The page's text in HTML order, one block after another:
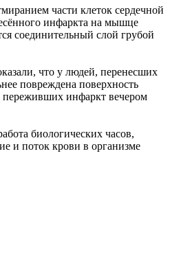
части клеток сердечной
инфаркта на мышце
соединительный слой грубой
что у людей, перенесших
повреждена поверхность
инфаркт вечером
биологических часов,
и поток крови в организме